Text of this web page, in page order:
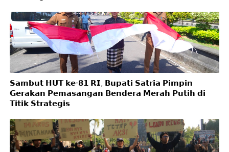
𝗦𝗮𝗺𝗯𝘂𝘁 𝗛𝗨𝗧 𝗸𝗲-𝟴𝟭 𝗥𝗜, 𝗕𝘂𝗽𝗮𝘁𝗶 𝗦𝗮𝘁𝗿𝗶𝗮 𝗣𝗶𝗺𝗽𝗶𝗻
𝗚𝗲𝗿𝗮𝗸𝗮𝗻 𝗣𝗲𝗺𝗮𝘀𝗮𝗻𝗴𝗮𝗻 𝗕𝗲𝗻𝗱𝗲𝗿𝗮 𝗠𝗲𝗿𝗮𝗵 𝗣𝘂𝘁𝗶𝗵 𝗱𝗶
𝗧𝗶𝘁𝗶𝗸 𝗦𝘁𝗿𝗮𝘁𝗲𝗴𝗶𝘀